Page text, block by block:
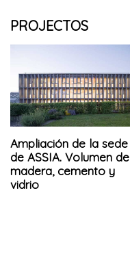
PROJECTOS
Ampliación de la sede
de ASSIA. Volumen de
madera, cemento y
vidrio